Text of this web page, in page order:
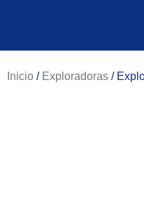
Inicio / Exploradoras /